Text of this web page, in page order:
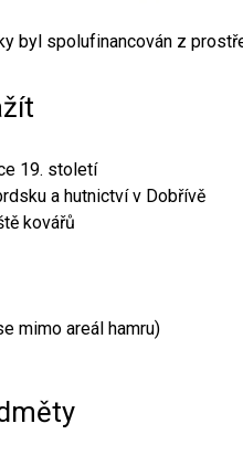
byl spolufinancován z
19. století
a hutnictví v Dobřívě
kovářů
mimo areál hamru)